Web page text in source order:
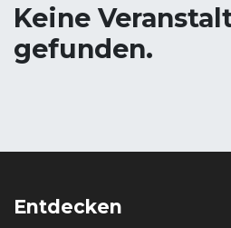
Keine
gefunden.
Entdecken